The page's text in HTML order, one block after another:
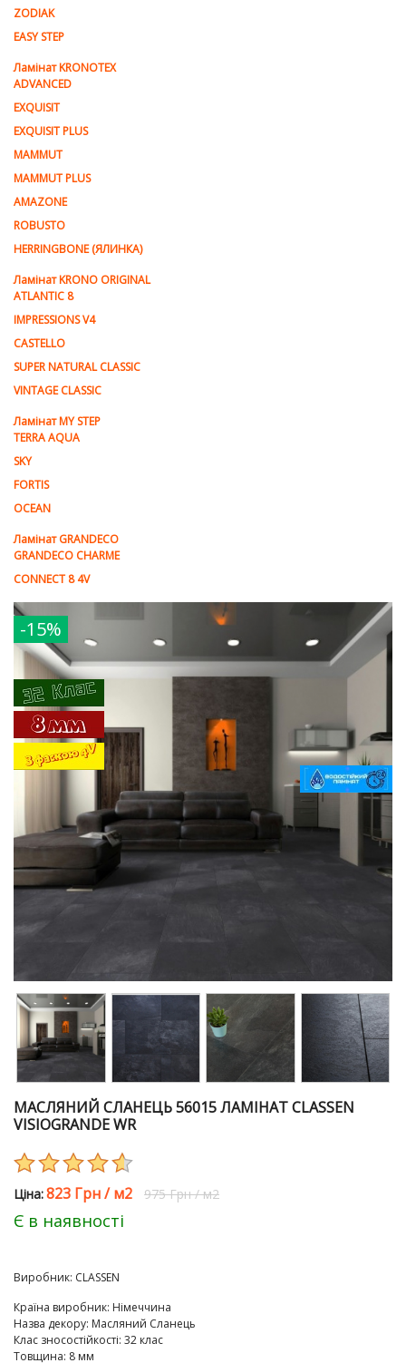
ZODIAK
EASY STEP
Ламінат KRONOTEX
ADVANCED
EXQUISIT
EXQUISIT PLUS
MAMMUT
MAMMUT PLUS
AMAZONE
ROBUSTO
HERRINGBONE (ЯЛИНКА)
Ламiнат KRONO ORIGINAL
ATLANTIC 8
IMPRESSIONS V4
CASTELLO
SUPER NATURAL CLASSIC
VINTAGE CLASSIC
Ламінат MY STEP
TERRA AQUA
SKY
FORTIS
OCEAN
Ламінат GRANDECO
GRANDECO CHARME
CONNECT 8 4V
-15%
МАСЛЯНИЙ СЛАНЕЦЬ 56015 ЛАМІНАТ CLASSEN
VISIOGRANDE WR
Цiна:823 Грн/м2 975 Грн /м2
Є в наявності
Виробник: CLASSEN
Країна виробник: Німеччина
Назва декору: Масляний Сланець
Клас зносостійкості: 32 клас
Товщина: 8 мм